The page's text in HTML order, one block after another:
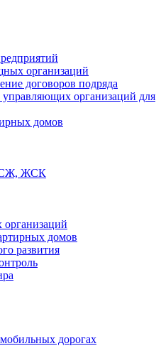
организаций
договоров подряда
организаций для
домов
ЖСК
домов
развития
дорогах